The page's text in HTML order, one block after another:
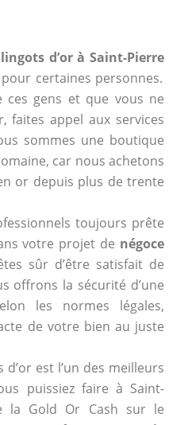
d’or à Saint-Pierre
certaines personnes.
ces gens et que vous ne
faites appel aux services
sommes une boutique
car nous achetons
or depuis plus de trente
toujours prête
votre projet de négoce
sûr d’être satisfait de
offrons la sécurité d’une
les normes légales,
de votre bien au juste
est l’un des meilleurs
puissiez faire à Saint-
la Gold Or Cash sur le